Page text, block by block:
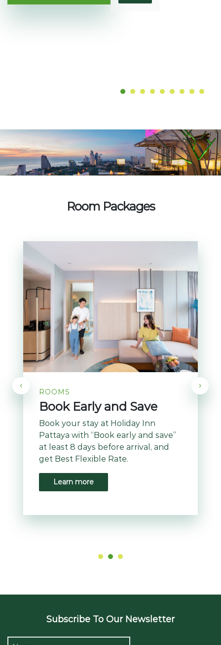
Room Packages
ROOMS
Book Early and Save
Book your stay at Holiday Inn
Pattaya with “Book early and save”
at least 8 days before arrival, and
get Best Flexible Rate.
Learn more
‹ ›
Subscribe To Our Newsletter